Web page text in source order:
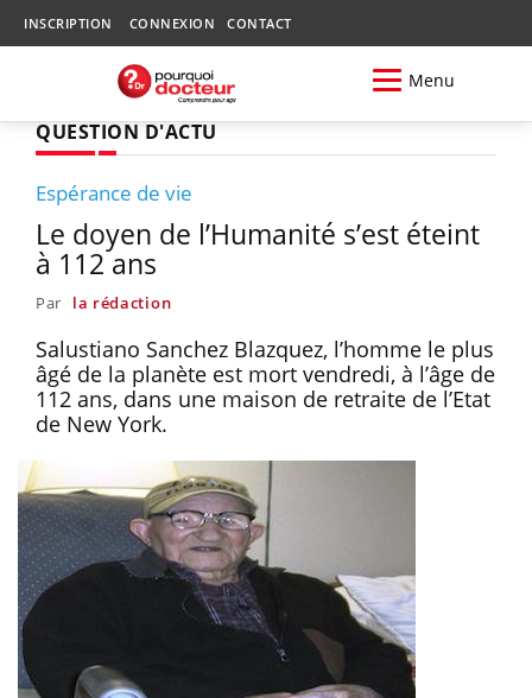
INSCRIPTION CONNEXION CONTACT
Menu
QUESTION D'ACTU
Espérance de vie
Le doyen de l’Humanité s’est éteint
à 112 ans
Par la rédaction
Salustiano Sanchez Blazquez, l’homme le plus
âgé de la planète est mort vendredi, à l’âge de
112 ans, dans une maison de retraite de l’Etat
de New York.